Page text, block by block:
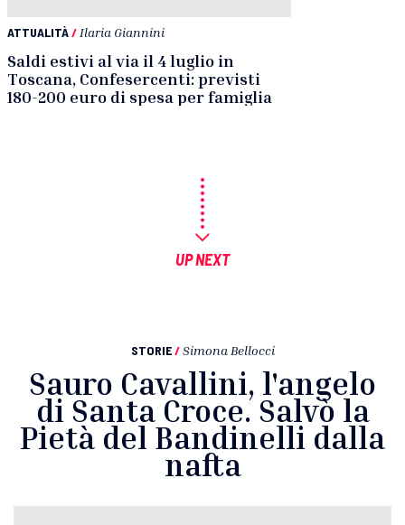
ATTUALITÀ/ Ilaria Giannini
Saldi estivi al via il 4 luglio in
Toscana, Confesercenti: previsti
180-200 euro di spesa per famiglia
UP NEXT
STORIE / Simona Bellocci
Sauro Cavallini, l'angelo
di Santa Croce. Salvò la
Pietà del Bandinelli dalla
nafta